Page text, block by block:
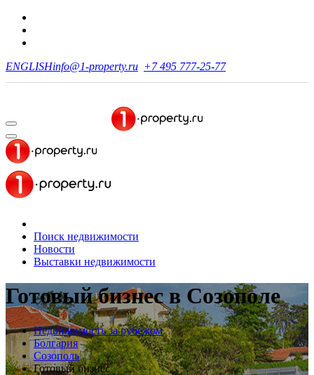
ENGLISHinfo@1-property.ru +7 495 777-25-77
Поиск недвижимости
Новости
Выставки недвижимости
Готовый бизнесв Созополе
Недвижимость за рубежом
Болгария
Созополь
Готовый бизнес